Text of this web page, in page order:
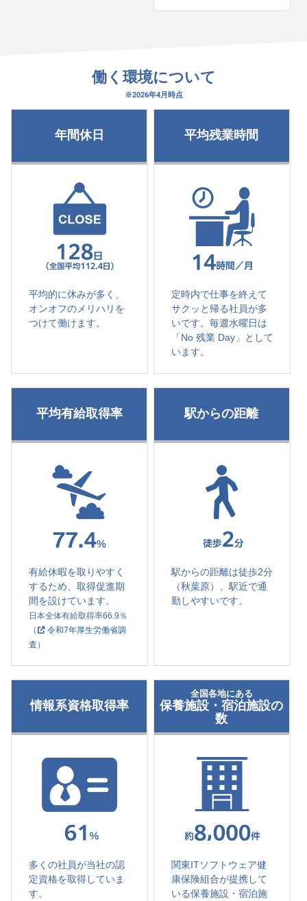
働く環境について
※2026年4月時点
年間休日
平均的に休みが多く、
オンオフのメリハリを
つけて働けます。
平均残業時間
定時内で仕事を終えて
サクッと帰る社員が多
いです。毎週水曜日は
「No 残業 Day」として
います。
平均有給取得率
有給休暇を取りやすく
するため、取得促進期
間を設けています。
日本全体有給取得率66.9％
（
令和7年厚生労働省調
査 ）
駅からの距離
駅からの距離は徒歩2分
（秋葉原）、駅近で通
勤しやすいです。
情報系資格取得率
多くの社員が当社の認
定資格を取得していま
す。
全国各地にある
保養施設・宿泊施設の
数
関東ITソフトウェア健
康保険組合が提携して
いる保養施設・宿泊施